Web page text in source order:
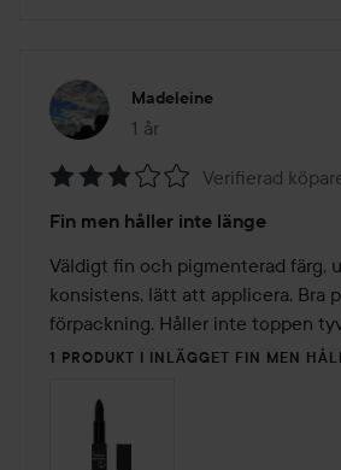
Madeleine
1 år
Inlägget skapades 1 år
3
av
5
Verifierad
Fin men håller inte länge
Väldigt fin och pigmenterad färg,
konsistens, lätt att applicera. Bra
förpackning. Håller inte toppen
1 PRODUKT I INLÄGGET FIN MEN